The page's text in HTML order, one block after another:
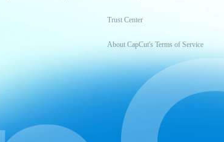
Trust Center
About CapCut's Terms of Service